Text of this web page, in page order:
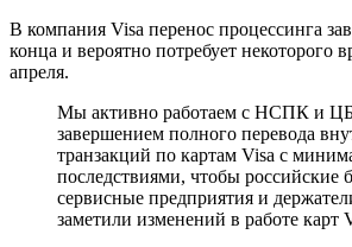
В компания Visa перенос процессинга
конца и вероятно потребует некоторого
апреля.
Мы активно работаем с НСПК и
завершением полного перевода
транзакций по картам Visa с
последствиями, чтобы российские
сервисные предприятия и
заметили изменений в работе карт